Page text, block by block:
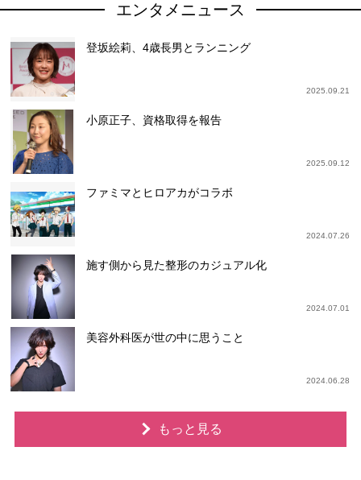
エンタメニュース
登坂絵莉、4歳長男とランニング
2025.09.21
小原正子、資格取得を報告
2025.09.12
ファミマとヒロアカがコラボ
2024.07.26
施す側から見た整形のカジュアル化
2024.07.01
美容外科医が世の中に思うこと
2024.06.28
もっと見る